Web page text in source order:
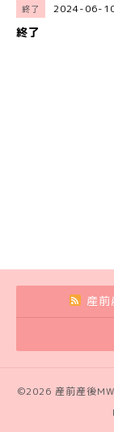
終了 2024-06-
終了
産
©2026 産前産後